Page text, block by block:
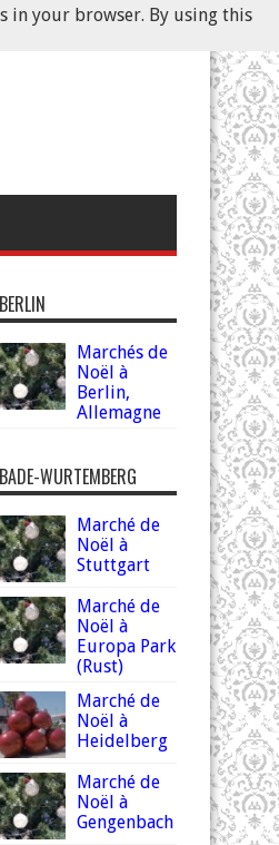
BERLIN
Marchés de
Noël à
Berlin,
Allemagne
BADE-WURTEMBERG
Marché de
Noël à
Stuttgart
Marché de
Noël à
Europa Park
(Rust)
Marché de
Noël à
Heidelberg
Marché de
Noël à
Gengenbach
in your browser. By using this